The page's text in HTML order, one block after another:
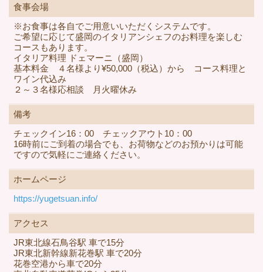
食事会場
※お食事は各自でご用意いいただくシステムです。
ご希望に応じて盛岡のイタリアンシェフのお料理を楽しむ
コースもあります。
イタリア料理 ドェマーニ（盛岡）
基本料金 ４名様より¥50,000（税込）から コース料理と
ワイン代込み
２～３名様応相談 月火曜休み
備考
チェックイン16：00 チェックアウト10：00
16時前にご到着の場合でも、お荷物などのお預かりは可能
ですので気軽にご連絡ください。
ホームページ
https://yugetsuan.info/
アクセス
JR東北線石鳥谷駅 車で15分
JR東北新幹線新花巻駅 車で20分
花巻空港から車で20分